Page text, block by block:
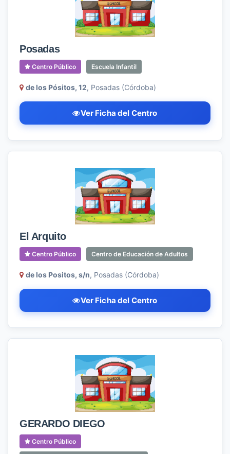
Posadas
Centro Público Escuela Infantil
de los Pósitos, 12, Posadas (Córdoba)
Ver Ficha del Centro
El Arquito
Centro Público Centro de Educación de Adultos
de los Positos, s/n, Posadas (Córdoba)
Ver Ficha del Centro
GERARDO DIEGO
Centro Público